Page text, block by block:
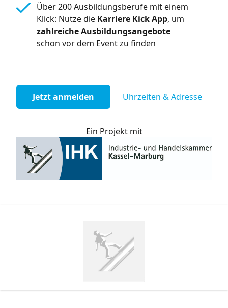
Über 200 Ausbildungsberufe mit einem
Klick: Nutze die Karriere Kick App, um
zahlreiche Ausbildungsangebote
schon vor dem Event zu finden
Jetzt anmelden Uhrzeiten & Adresse
Ein Projekt mit